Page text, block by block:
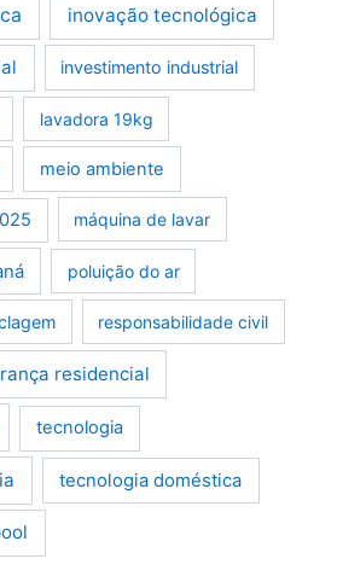
inovação tecnológica
investimento industrial
lavadora 19kg
meio ambiente
máquina de lavar
poluição do ar
responsabilidade civil
residencial
tecnologia
tecnologia doméstica